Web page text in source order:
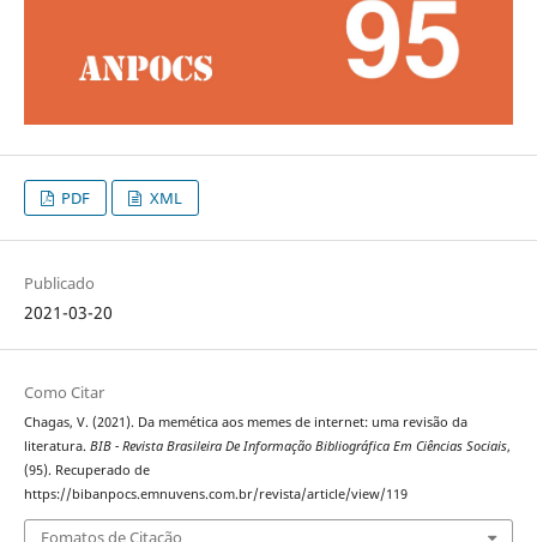
PDF XML
Publicado
2021-03-20
Como Citar
Chagas, V. (2021). Da memética aos memes de internet: uma revisão da
literatura. BIB - Revista Brasileira De Informação Bibliográfica Em Ciências Sociais,
(95). Recuperado de
https://bibanpocs.emnuvens.com.br/revista/article/view/119
Fomatos de Citação